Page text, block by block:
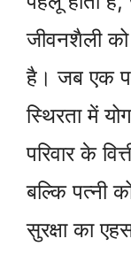
जीवनशैली
है। जब एक
स्थिरता में
परिवार के
बल्कि पत्नी
सुरक्षा का